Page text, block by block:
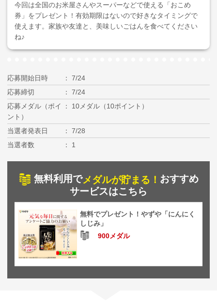
今回は全国のお米屋さんやスーパーなどで使える「おこめ
券」をプレゼント！有効期限はないので好きなタイミングで
使えます。家族や友達と、美味しいごはんを食べてください
ね♪
応募開始日時
7/24
応募締切
7/24
応募メダル（ポイ
ント）
10メダル（10ポイント）
当選者発表日
7/28
当選者数
1
無料利用でメダルが貯まる！ おすすめ
サービスはこちら
無料でプレゼント！やずや「にんにく
しじみ」
900メダル